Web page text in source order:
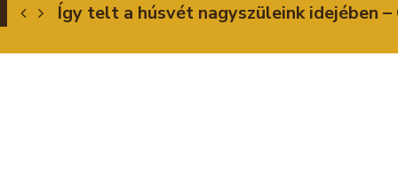
Így telt a húsvét nagyszüleink idejében –